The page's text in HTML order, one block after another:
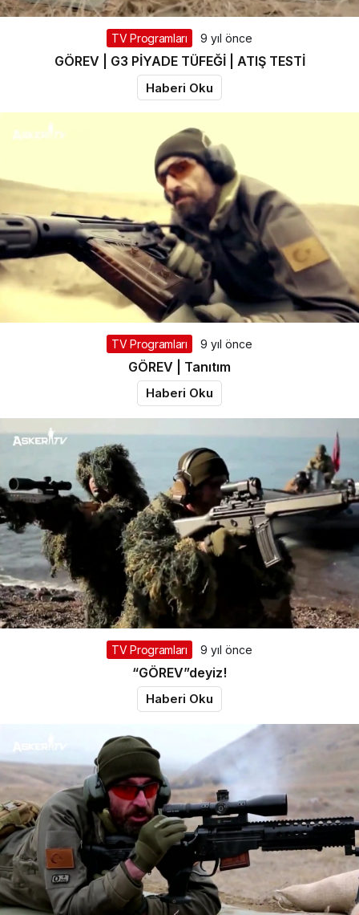
TV Programları 9 yıl önce
GÖREV | G3 PİYADE TÜFEĞİ | ATIŞ TESTİ
Haberi Oku
TV Programları 9 yıl önce
GÖREV | Tanıtım
Haberi Oku
TV Programları 9 yıl önce
“GÖREV”deyiz!
Haberi Oku